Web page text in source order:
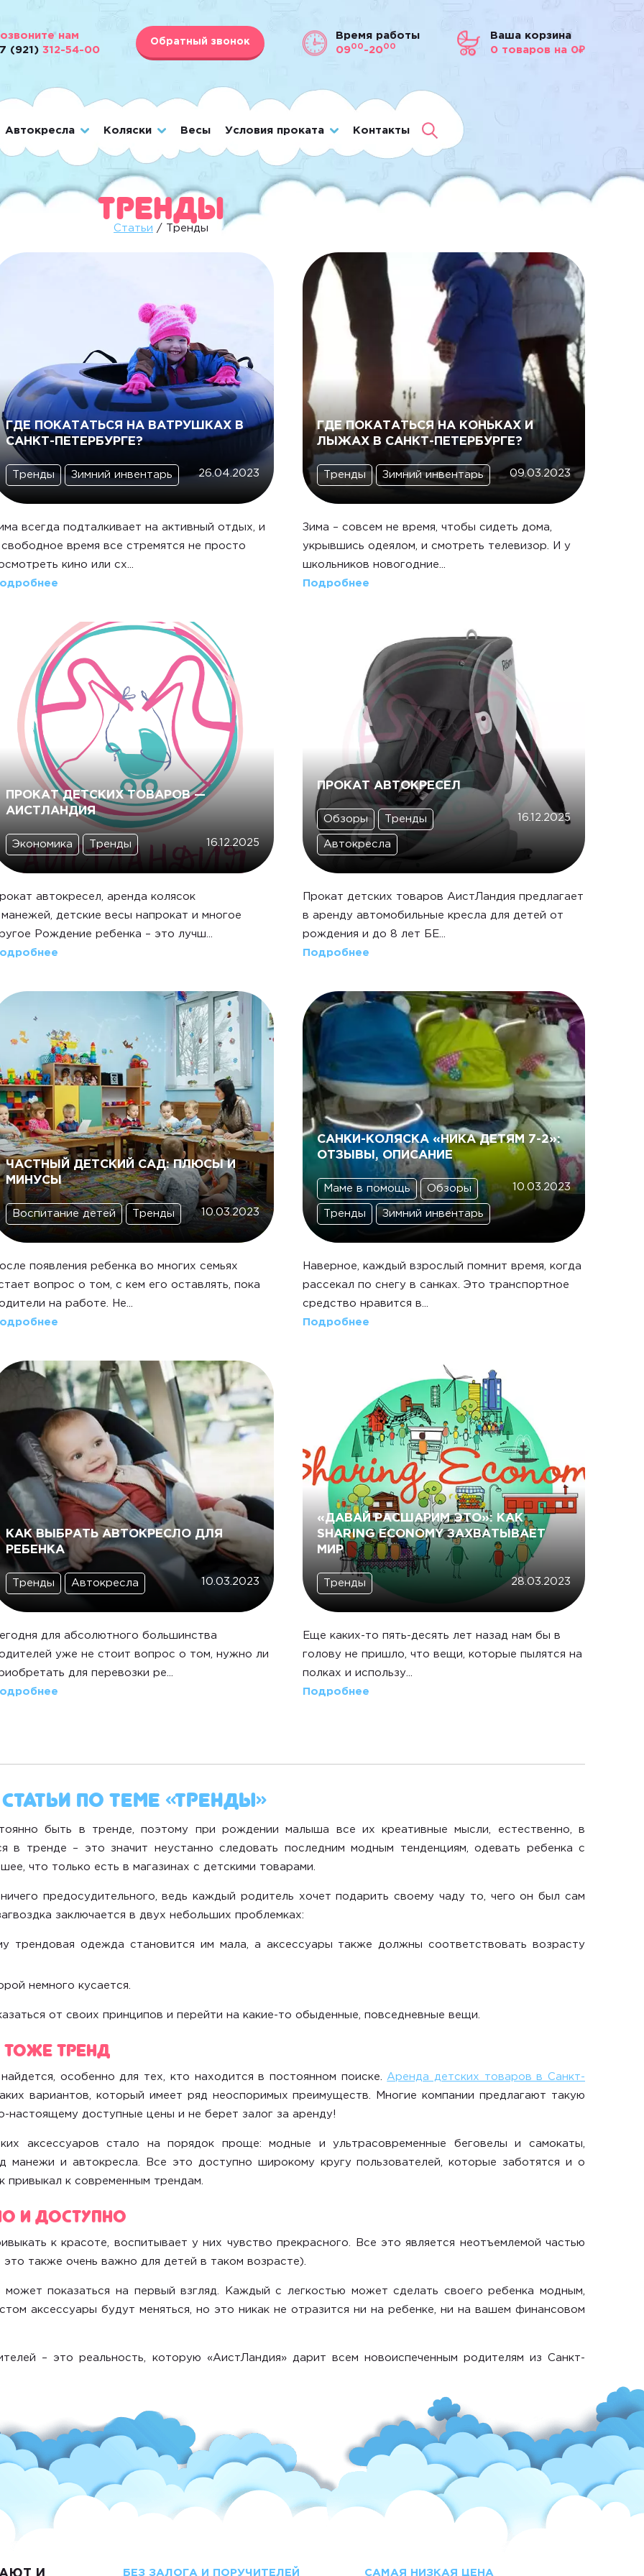
нам
(921)312-54-00
Обратный звонок
Время работы
0900 -2000
Ваша корзина
0 товаров на 0₽
Автокресла Коляски Весы Условия проката Контакты
Тренды
Статьи / Тренды
ГДЕ ПОКАТАТЬСЯ НА ВАТРУШКАХ В
САНКТ-ПЕТЕРБУРГЕ?
Тренды Зимний инвентарь 26.04.2023
всегда подталкивает на активный отдых, и
время все стремятся не просто
кино или сх...
ГДЕ ПОКАТАТЬСЯ НА КОНЬКАХ И
ЛЫЖАХ В САНКТ-ПЕТЕРБУРГЕ?
Тренды Зимний инвентарь 09.03.2023
Зима – совсем не время, чтобы сидеть дома,
укрывшись одеялом, и смотреть телевизор. И у
школьников новогодние...
Подробнее
ПРОКАТ ДЕТСКИХ ТОВАРОВ —
АИСТЛАНДИЯ
Экономика Тренды 16.12.2025
автокресел, аренда колясок
детские весы напрокат и многое
Рождение ребенка – это лучш...
ПРОКАТ АВТОКРЕСЕЛ
Обзоры Тренды
Автокресла
16.12.2025
Прокат детских товаров АистЛандия предлагает
в аренду автомобильные кресла для детей от
рождения и до 8 лет БЕ...
Подробнее
ЧАСТНЫЙ ДЕТСКИЙ САД: ПЛЮСЫ И
МИНУСЫ
Воспитание детей Тренды 10.03.2023
появления ребенка во многих семьях
вопрос о том, с кем его оставлять, пока
на работе. Не...
САНКИ-КОЛЯСКА «НИКА ДЕТЯМ 7-2»:
ОТЗЫВЫ, ОПИСАНИЕ
Маме в помощь Обзоры
Тренды Зимний инвентарь
10.03.2023
Наверное, каждый взрослый помнит время, когда
рассекал по снегу в санках. Это транспортное
средство нравится в...
Подробнее
КАК ВЫБРАТЬ АВТОКРЕСЛО ДЛЯ
РЕБЕНКА
Тренды Автокресла 10.03.2023
для абсолютного большинства
уже не стоит вопрос о том, нужно ли
для перевозки ре...
«ДАВАЙ РАСШАРИМ ЭТО»: КАК
SHARING ECONOMY ЗАХВАТЫВАЕТ
МИР
Тренды 28.03.2023
Еще каких-то пять-десять лет назад нам бы в
голову не пришло, что вещи, которые пылятся на
полках и использу...
Подробнее
по теме «Тренды»
быть в тренде , поэтому при рождении малыша все их креативные мысли, естественно, в
в тренде – это значит неустанноследовать последним модным тенденциям , одевать ребенка с
что только есть в магазинах с детскими товарами.
предосудительного, ведь каждый родитель хочет подарить своему чаду то, чего он был сам
заключается в двух небольших проблемках:
трендовая одежда становится им мала, а аксессуары также должны соответствовать возрасту
немного кусается.
от своих принципов и перейти на какие-то обыденные, повседневные вещи.
тренд
особенно для тех, кто находится в постоянном поиске. Аренда детских товаров в Санкт-
вариантов, который имеет ряд неоспоримых преимуществ. Многие компании предлагают такую
настоящему доступные цены и не берет залог за аренду!
аксессуаров стало на порядок проще: модные и ультрасовременные беговелы и самокаты,
манежи и автокресла. Все это доступно широкому кругу пользователей, которые заботятся и о
к современным трендам.
и доступно
к красоте, воспитывает у них чувство прекрасного. Все это является неотъемлемой частью
также очень важно для детей в таком возрасте).
показаться на первый взгляд. Каждый с легкостью может сделать своего ребенка модным,
аксессуары будут меняться, но это никак не отразится ни на ребенке, ни на вашем финансовом
– это реальность, которую «АистЛандия» дарит всем новоиспеченным родителям из Санкт-
И БЕЗ ЗАЛОГА И ПОРУЧИТЕЛЕЙ САМАЯ НИЗКАЯ ЦЕНА